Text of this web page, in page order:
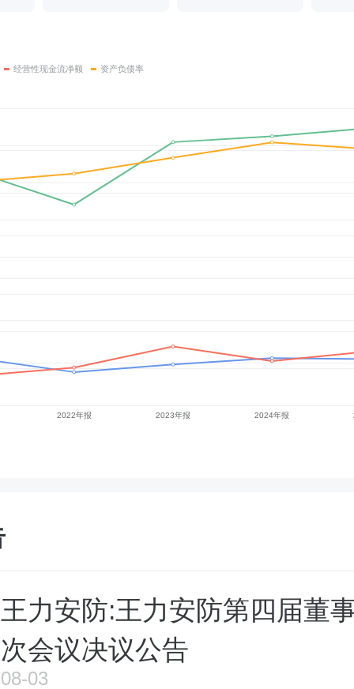
王力安防:王力安防第四届董
次会议决议公告
08-03